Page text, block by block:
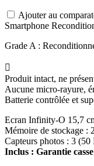
Ajouter au
Smartphone
Grade A :

Produit intact, ne
Aucune micro-rayure,
Batterie contrôlée et
Ecran Infinity-O 15,7
Mémoire de stockage :
Capteurs photos : 3
Inclus : Garantie